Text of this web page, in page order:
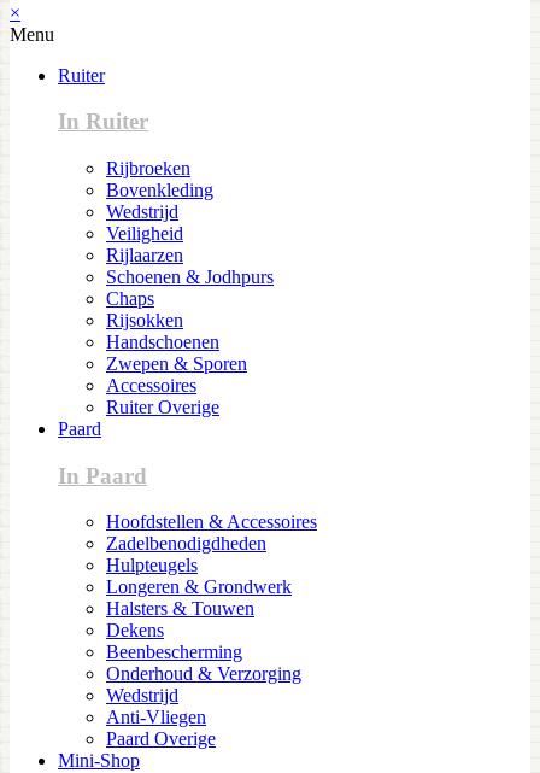
×
Menu
Ruiter
In Ruiter
Rijbroeken
Bovenkleding
Wedstrijd
Veiligheid
Rijlaarzen
Schoenen & Jodhpurs
Chaps
Rijsokken
Handschoenen
Zwepen & Sporen
Accessoires
Ruiter Overige
Paard
In Paard
Hoofdstellen & Accessoires
Zadelbenodigdheden
Hulpteugels
Longeren & Grondwerk
Halsters & Touwen
Dekens
Beenbescherming
Onderhoud & Verzorging
Wedstrijd
Anti-Vliegen
Paard Overige
Mini-Shop